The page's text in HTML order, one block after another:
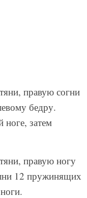
правую согни
бедру.
затем
правую ногу
12 пружинящих